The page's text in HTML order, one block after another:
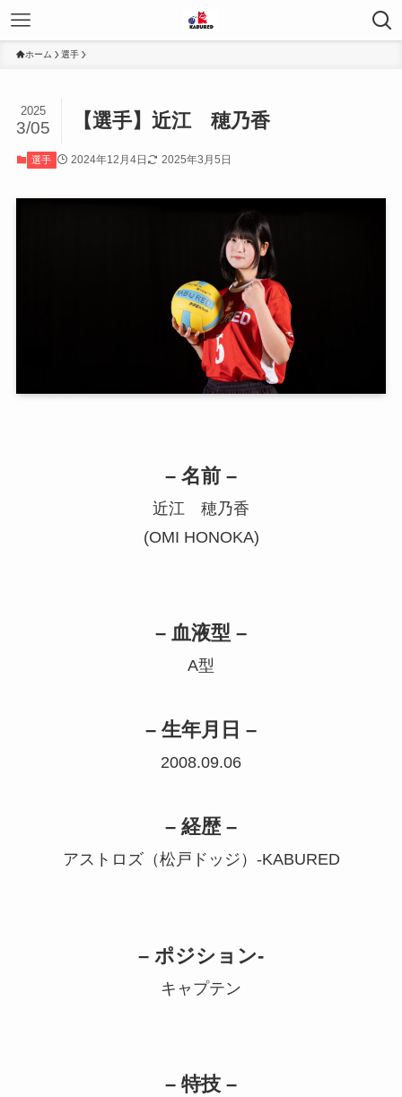
ホーム 選手
【選手】近江 穂乃香
2025
3/05
選手 2024年12月4日 2025年3月5日
– 名前 –
近江 穂乃香
(OMI HONOKA)
– 血液型 –
A型
– 生年月日 –
2008.09.06
– 経歴 –
アストロズ（松戸ドッジ）-KABURED
– ポジション-
キャプテン
– 特技 –